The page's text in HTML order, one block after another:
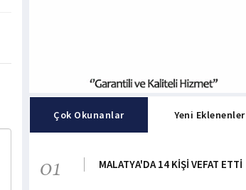
Çok Okunanlar Yeni Eklenenler
01 MALATYA'DA 14 KİŞİ VEFAT ETTİ